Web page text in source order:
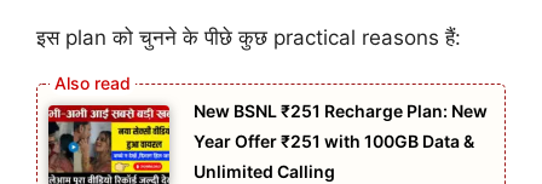
इस plan को चुनने के पीछे कुछ practical reasons हैं:
New BSNL ₹251 Recharge Plan: New
Year Offer ₹251 with 100GB Data &
Unlimited Calling